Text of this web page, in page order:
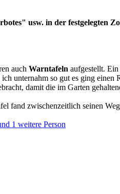
usw. in der festgelegten
auch Warntafeln aufgestellt.
unternahm so gut es ging
damit die im Garten
fand zwischenzeitlich seinen
1 weitere Person